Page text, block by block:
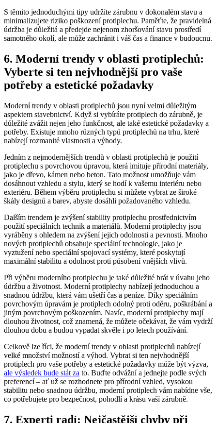
S těmito jednoduchými tipy udržíte zárubnu v dokonalém stavu a
minimalizujete riziko poškození protiplechu. Paměťte, že pravidelná
údržba je důležitá a předejde nejenom zhoršování stavu prostředí
samotného okolí, ale může zachránit i váš čas a finance v budoucnu.
6. Moderní trendy v oblasti protiplechů:
Vyberte si ten nejvhodnější pro vaše
potřeby a estetické požadavky
Moderní trendy v oblasti protiplechů jsou nyní velmi důležitým
aspektem stavebnictví. Když si vybíráte protiplech do zárubně, je
důležité zvážit nejen jeho funkčnost, ale také estetické požadavky a
potřeby. Existuje mnoho různých typů protiplechů na trhu, které
nabízejí rozmanité vlastnosti a výhody.
Jedním z nejmodernějších trendů v oblasti protiplechů je použití
protiplechu s povrchovou úpravou, která imituje přírodní materiály,
jako je dřevo, kámen nebo beton. Tato možnost umožňuje vám
dosáhnout vzhledu a stylu, který se hodí k vašemu interiéru nebo
exteriéru. Během výběru protiplechu si můžete vybrat ze široké
škály designů a barev, abyste dosáhli požadovaného vzhledu.
Dalším trendem je zvýšení stability protiplechu prostřednictvím
použití speciálních technik a materiálů. Moderní protiplechy jsou
vyráběny s ohledem na zvýšení jejich odolnosti a pevnosti. Mnoho
nových protiplechů obsahuje speciální technologie, jako je
vyztužení nebo speciální spojovací systémy, které poskytují
maximální stabilitu a odolnost proti působení vnějších vlivů.
Při výběru moderního protiplechu je také důležité brát v úvahu jeho
údržbu a životnost. Moderní protiplechy nabízejí jednoduchou a
snadnou údržbu, která vám ušetří čas a peníze. Díky speciálním
povrchovým úpravám je protiplech odolný proti oděru, poškrábání a
jiným povrchovým poškozením. Navíc, moderní protiplechy mají
dlouhou životnost, což znamená, že můžete očekávat, že vám vydrží
dlouhou dobu a budou vypadat skvěle i po letech používání.
Celkově lze říci, že moderní trendy v oblasti protiplechů nabízejí
velké množství možností a výhod. Vybrat si ten nejvhodnější
protiplech pro vaše potřeby a estetické požadavky může být výzva,
ale výsledek bude stát za to. Buďte odvážní a jednejte podle svých
preferencí – ať už se rozhodnete pro přírodní vzhled, vysokou
stabilitu nebo snadnou údržbu, moderní protiplech vám nabídne vše,
co potřebujete pro bezpečnost, pohodlí a krásu vaší zárubně.
7. Experti radí: Nejčastější chyby při